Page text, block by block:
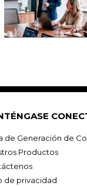
de Generación de
Productos
de privacidad